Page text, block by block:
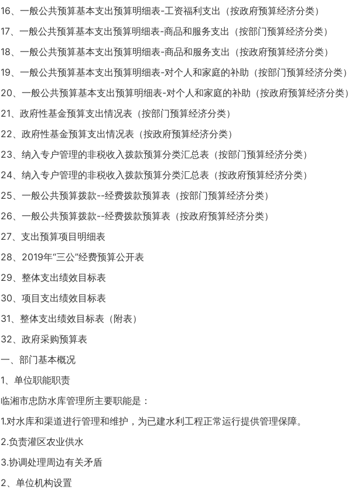
16、一般公共预算基本支出预算明细表-工资福利支出（按政府预算经济分类）
17、一般公共预算基本支出预算明细表-商品和服务支出（按部门预算经济分类）
18、一般公共预算基本支出预算明细表-商品和服务支出（按政府预算经济分类）
19、一般公共预算基本支出预算明细表-对个人和家庭的补助（按部门预算经济分类）
20、一般公共预算基本支出预算明细表-对个人和家庭的补助（按政府预算经济分类
21、政府性基金预算支出情况表（按部门预算经济分类）
22、政府性基金预算支出情况表（按政府预算经济分类）
23、纳入专户管理的非税收入拨款预算分类汇总表（按部门预算经济分类）
24、纳入专户管理的非税收入拨款预算分类汇总表（按政府预算经济分类）
25、一般公共预算拨款--经费拨款预算表（按部门预算经济分类）
26、一般公共预算拨款--经费拨款预算表（按政府预算经济分类）
27、支出预算项目明细表
28、2019年“三公”经费预算公开表
29、整体支出绩效目标表
30、项目支出绩效目标表
31、整体支出绩效目标表（附表）
32、政府采购预算表
一、部门基本概况
1、单位职能职责
临湘市忠防水库管理所主要职能是：
1.对水库和渠道进行管理和维护，为已建水利工程正常运行提供管理保障。
2.负责灌区农业供水
3.协调处理周边有关矛盾
2、单位机构设置